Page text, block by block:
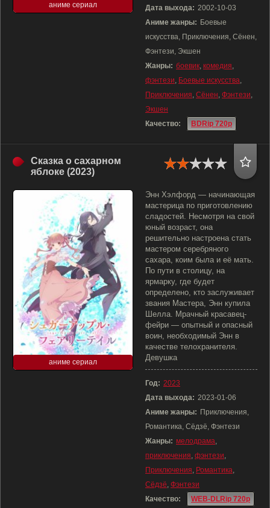
аниме сериал
Дата выхода: 2002-10-03
Аниме жанры: Боевые
искусства, Приключения, Сёнен,
Фэнтези, Экшен
Жанры: боевик, комедия,
фэнтези, Боевые искусства,
Приключения, Сёнен, Фэнтези,
Экшен
Качество:
BDRip 720p
Сказка о сахарном
яблоке (2023)
аниме сериал
Энн Хэлфорд — начинающая
мастерица по приготовлению
сладостей. Несмотря на свой
юный возраст, она
решительно настроена стать
мастером серебряного
сахара, коим была и её мать.
По пути в столицу, на
ярмарку, где будет
определено, кто заслуживает
звания Мастера, Энн купила
Шелла. Мрачный красавец-
фейри — опытный и опасный
воин, необходимый Энн в
качестве телохранителя.
Девушка
Год: 2023
Дата выхода: 2023-01-06
Аниме жанры: Приключения,
Романтика, Сёдзё, Фэнтези
Жанры: мелодрама,
приключения, фэнтези,
Приключения, Романтика,
Сёдзё, Фэнтези
Качество:
WEB-DLRip 720p